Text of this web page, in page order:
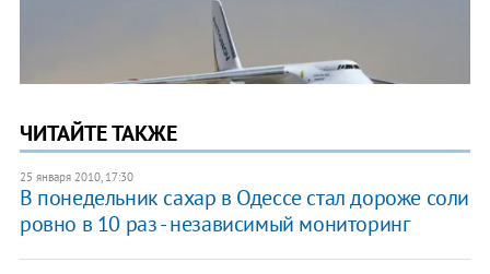
ЧИТАЙТЕ ТАКЖЕ
25 января 2010, 17:30
В понедельник сахар в Одессе стал дороже соли
ровно в 10 раз - независимый мониторинг